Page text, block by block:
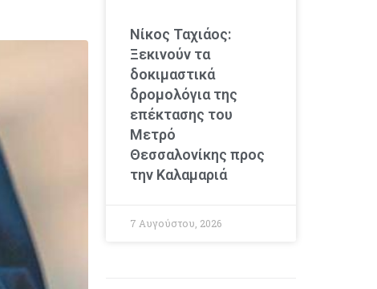
Νίκος Ταχιάος:
Ξεκινούν τα
δοκιμαστικά
δρομολόγια της
επέκτασης του
Μετρό
Θεσσαλονίκης προς
την Καλαμαριά
7 Αυγούστου, 2026